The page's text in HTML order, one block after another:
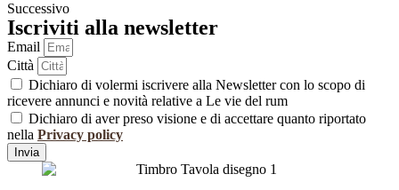
Successivo
Iscriviti alla newsletter
Email
Città
Dichiaro di volermi iscrivere alla Newsletter con lo scopo di
ricevere annunci e novità relative a Le vie del rum
Dichiaro di aver preso visione e di accettare quanto riportato
nella Privacy policy
Invia